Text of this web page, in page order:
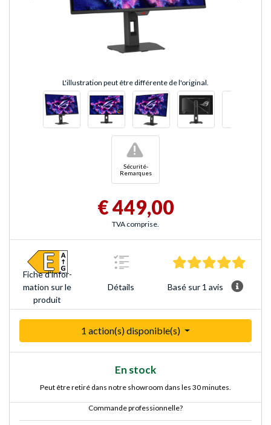
L'illustration peut être différente de l'original.
Sécurité-
Remarques
!
€ 449,00
TVA comprise.
Fiche d'infor­
mation sur le
produit
Détails
5.0
Basé sur 1 avis
1 action(s) disponible(s)
En stock
Peut être retiré dans notre showroom dans les 30 minutes.
Commande professionnelle?